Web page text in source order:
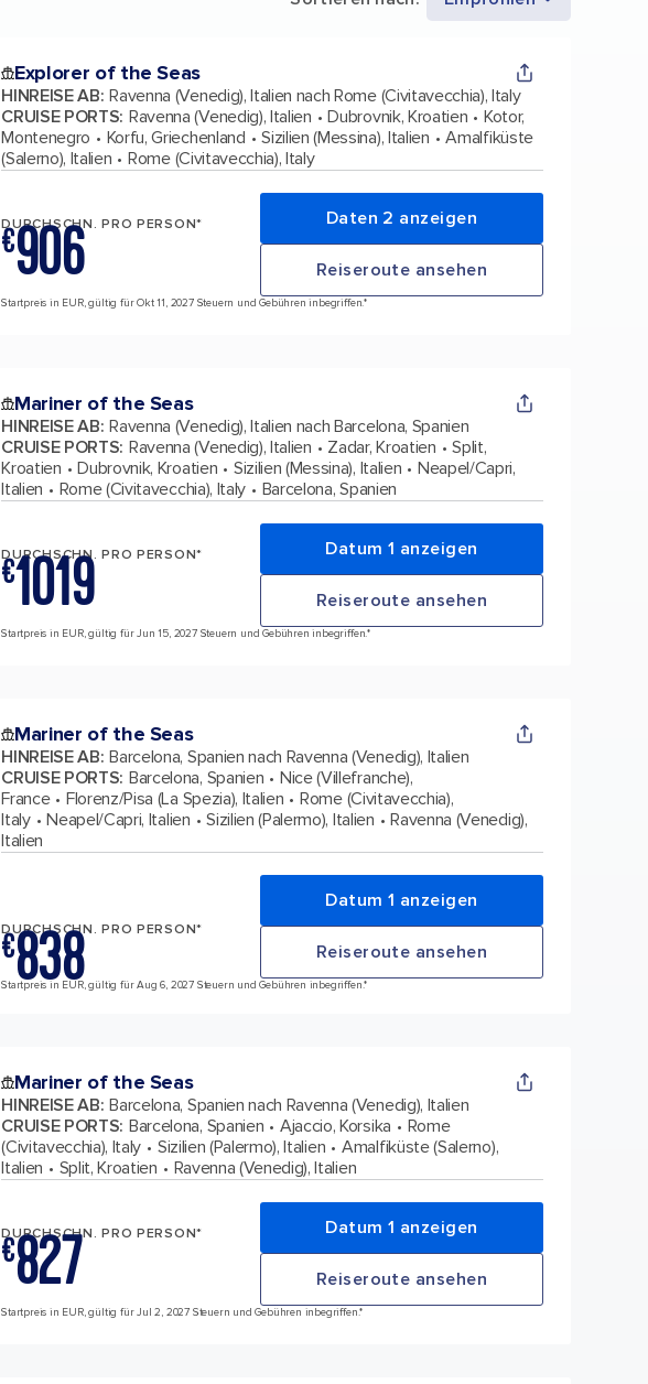
Explorer of the Seas
HINREISE AB: Ravenna (Venedig), Italien nach Rome (Civitavecchia), Italy
CRUISE PORTS: Ravenna (Venedig), Italien Dubrovnik, Kroatien
Kotor,
Montenegro
Korfu, Griechenland Sizilien (Messina), Italien
Amalfiküste
(Salerno), Italien
Rome (Civitavecchia), Italy
DURCHSCHN. PRO PERSON*
€906 Daten 2 anzeigen
Reiseroute ansehen
Startpreis in EUR, gültig für Okt 11, 2027 Steuern und Gebühren inbegriffen.*
Mariner of the Seas
HINREISE AB: Ravenna (Venedig), Italien nach Barcelona, Spanien
CRUISE PORTS: Ravenna (Venedig), Italien Zadar, Kroatien
Split,
Kroatien
Dubrovnik, Kroatien Sizilien (Messina), Italien
Neapel/Capri,
Italien
Rome (Civitavecchia), Italy Barcelona, Spanien
DURCHSCHN. PRO PERSON*
€1019 Datum 1 anzeigen
Reiseroute ansehen
Startpreis in EUR, gültig für Jun 15, 2027 Steuern und Gebühren inbegriffen.*
Mariner of the Seas
HINREISE AB: Barcelona, Spanien nach Ravenna (Venedig), Italien
CRUISE PORTS: Barcelona, Spanien
Nice (Villefranche),
France
Florenz/Pisa (La Spezia), Italien
Rome (Civitavecchia),
Italy
Neapel/Capri, Italien Sizilien (Palermo), Italien
Ravenna (Venedig),
Italien
DURCHSCHN. PRO PERSON*
€838
Datum 1 anzeigen
Reiseroute ansehen
Startpreis in EUR, gültig für Aug 6, 2027 Steuern und Gebühren inbegriffen.*
Mariner of the Seas
HINREISE AB: Barcelona, Spanien nach Ravenna (Venedig), Italien
CRUISE PORTS: Barcelona, Spanien Ajaccio, Korsika
Rome
(Civitavecchia), Italy
Sizilien (Palermo), Italien
Amalfiküste (Salerno),
Italien
Split, Kroatien Ravenna (Venedig), Italien
DURCHSCHN. PRO PERSON*
€827 Datum 1 anzeigen
Reiseroute ansehen
Startpreis in EUR, gültig für Jul 2, 2027 Steuern und Gebühren inbegriffen.*